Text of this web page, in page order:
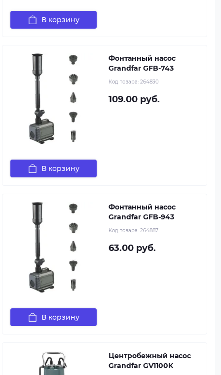
В корзину
Фонтанный насос
Grandfar GFB-743
Код товара: 264830
109.00 руб.
В корзину
Фонтанный насос
Grandfar GFB-943
Код товара: 264887
63.00 руб.
В корзину
Центробежный насос
Grandfar GV1100K